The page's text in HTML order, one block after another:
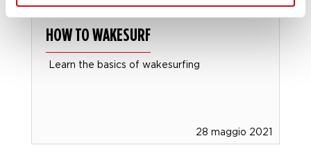
HOW TO WAKESURF
Learn the basics of wakesurfing
28 maggio 2021